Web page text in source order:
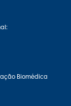
Biomédica